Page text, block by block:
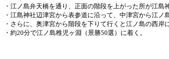
・江ノ島弁天橋を通り、正面の階段を上がった所が江島
・江島神社辺津宮から表参道に沿って、中津宮から江ノ
・さらに、奥津宮から階段を下りて行くと江ノ島の西岸
・約20分で江ノ島稚児ヶ淵（景勝50選）に着く。